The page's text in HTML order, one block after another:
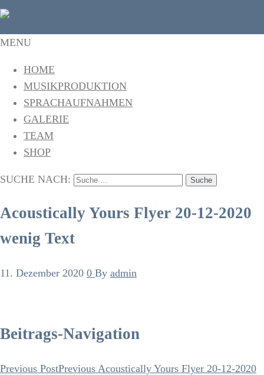
citysoundstudio
Das Tonstudio in Freiburg
MENU
HOME
MUSIKPRODUKTION
SPRACHAUFNAHMEN
GALERIE
TEAM
SHOP
SUCHE NACH:
Acoustically Yours Flyer 20-12-2020
wenig Text
11. Dezember 2020 0 By admin
Beitrags-Navigation
Previous PostPrevious Acoustically Yours Flyer 20-12-2020